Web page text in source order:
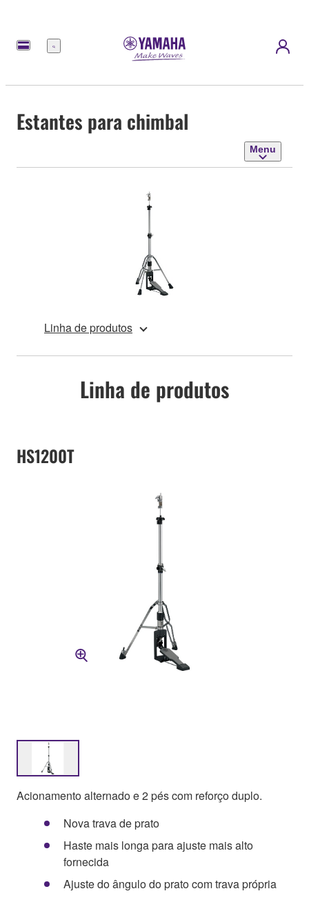
Menu
Estantes para chimbal
Menu
Linha de produtos
Linha de produtos
HS1200T
Acionamento alternado e 2 pés com reforço duplo.
Nova trava de prato
Haste mais longa para ajuste mais alto
fornecida
Ajuste do ângulo do prato com trava própria